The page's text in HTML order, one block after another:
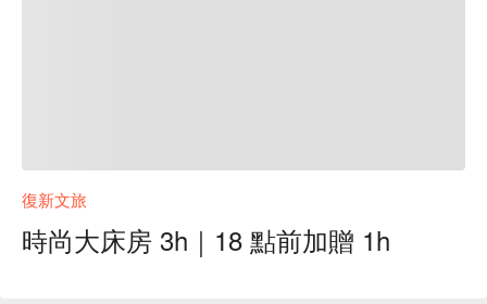
復新文旅
時尚大床房 3h｜18 點前加贈 1h